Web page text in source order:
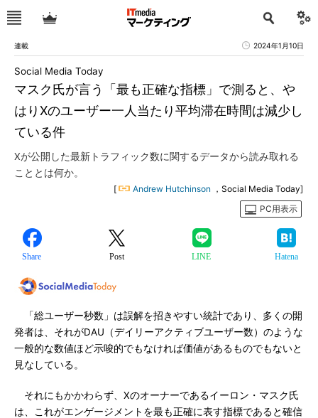
連載 2024年1月10日
マスク氏が言う「最も正確な指標」で測ると、や
はりXのユーザー一人当たり平均滞在時間は減少し
ている件
Social Media Today
Xが公開した最新トラフィック数に関するデータから読み取れる
こととは何か。
[ Andrew Hutchinson ，Social Media Today]
PC用表示
Share Post LINE Hatena
「総ユーザー秒数」は誤解を招きやすい統計であり、多くの開
発者は、それがDAU（デイリーアクティブユーザー数）のような
一般的な数値ほど示唆的でもなければ価値があるものでもないと
見なしている。
それにもかかわらず、Xのオーナーであるイーロン・マスク氏
は、これがエンゲージメントを最も正確に表す指標であると確信